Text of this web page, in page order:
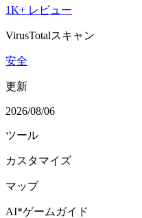
1K+ レビュー
VirusTotalスキャン
安全
更新
2026/08/06
ツール
カスタマイズ
マップ
AI*ゲームガイド